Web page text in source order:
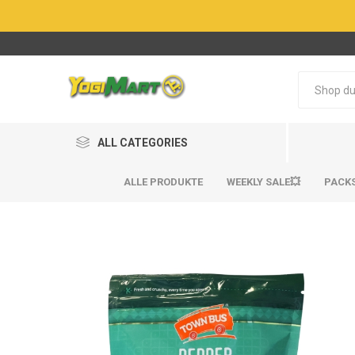
ALL CATEGORIES
ALLE PRODUKTE WEEKLY SALE💥